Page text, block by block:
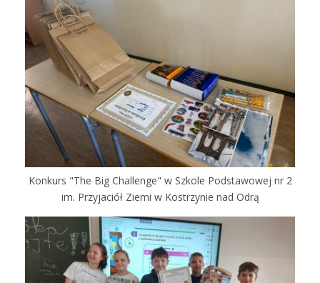
Konkurs "The Big Challenge" w Szkole Podstawowej nr 2
im. Przyjaciół Ziemi w Kostrzynie nad Odrą